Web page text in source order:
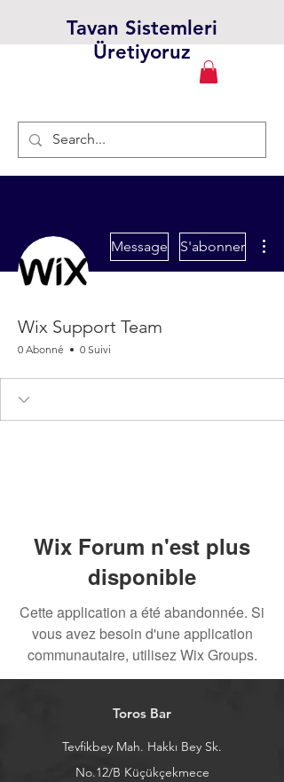
Tavan Sistemleri
Üretiyoruz
Message S'abonner
Wix Support Team
0 Abonné 0 Suivi
Wix Forum n'est plus
disponible
Cette application a été abandonnée. Si
vous avez besoin d'une application
communautaire, utilisez Wix Groups.
Toros Bar
Tevfikbey Mah. Hakkı Bey Sk.
No.12/B Küçükçekmece